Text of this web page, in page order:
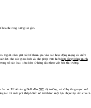
hoạch trong tương lai gần.
Người nắm giữ có thể tham gia vào các hoạt động mạng và kiếm
lợi cho các giao dịch và cho phép thực hiện hợp đồng thông minh.
số các loại tiền điện tử hàng đầu theo vốn hóa thị trường.
nó. Từ nền tảng DeFi đến NFTthị trường, cơ sở hạ tầng mạnh mẽ
tác và mức phí thấp khiến nó trở thành một lựa chọn hấp dẫn cho cả